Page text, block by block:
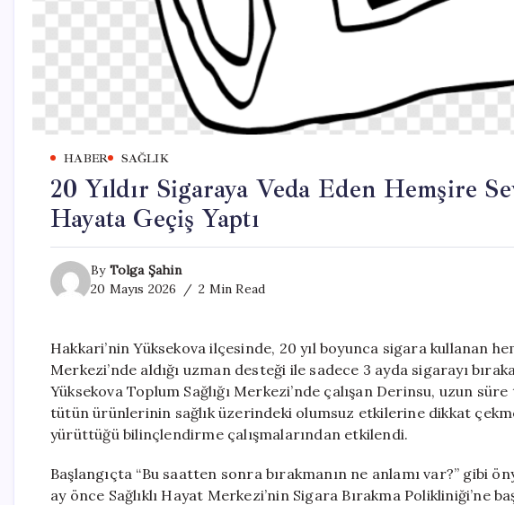
HABER SAĞLIK
20 Yıldır Sigaraya Veda Eden Hemşire
Hayata Geçiş Yaptı
By Tolga Şahin
20 Mayıs 2026
2 Min Read
Hakkari’nin Yüksekova ilçesinde, 20 yıl boyunca sigara kullanan
Merkezi’nde aldığı uzman desteği ile sadece 3 ayda sigarayı
Yüksekova Toplum Sağlığı Merkezi’nde çalışan Derinsu, uzun
tütün ürünlerinin sağlık üzerindeki olumsuz etkilerine dikkat
yürüttüğü bilinçlendirme çalışmalarından etkilendi.
Başlangıçta “Bu saatten sonra bırakmanın ne anlamı var?” gibi
ay önce Sağlıklı Hayat Merkezi’nin Sigara Bırakma Polikliniği’ne